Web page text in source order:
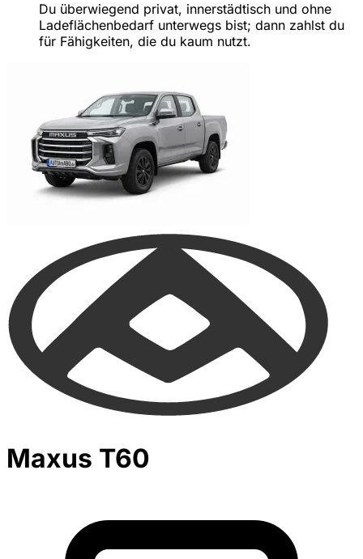
Du überwiegend privat, innerstädtisch und ohne
Ladeflächenbedarf unterwegs bist; dann zahlst du
für Fähigkeiten, die du kaum nutzt.
Maxus T60